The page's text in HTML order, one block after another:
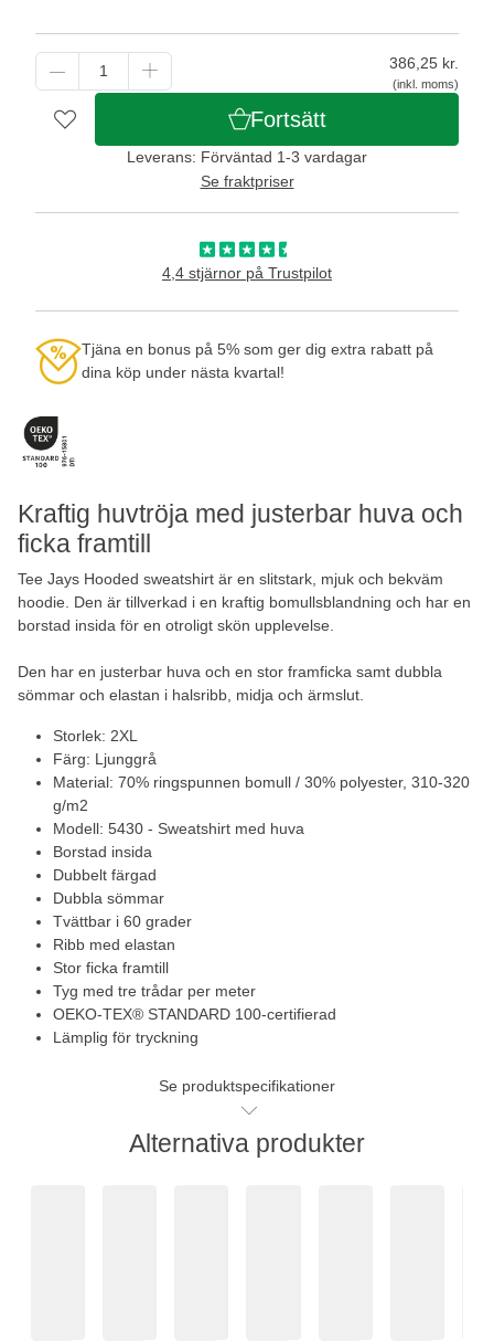
Kraftig huvtröja med justerbar huva och
ficka framtill
Tee Jays Hooded sweatshirt är en slitstark, mjuk och bekväm
hoodie. Den är tillverkad i en kraftig bomullsblandning och har en
borstad insida för en otroligt skön upplevelse.
Den har en justerbar huva och en stor framficka samt dubbla
sömmar och elastan i halsribb, midja och ärmslut.
Storlek: 2XL
Färg: Ljunggrå
Material: 70% ringspunnen bomull / 30% polyester, 310-320
g/m2
Modell: 5430 - Sweatshirt med huva
Borstad insida
Dubbelt färgad
Dubbla sömmar
Tvättbar i 60 grader
Ribb med elastan
Stor ficka framtill
Tyg med tre trådar per meter
OEKO-TEX® STANDARD 100-certifierad
Lämplig för tryckning
Se produktspecifikationer
386,25 kr.
(inkl. moms)
Fortsätt
Leverans: Förväntad 1-3 vardagar
Se fraktpriser
4,4 stjärnor på Trustpilot
Tjäna en bonus på 5% som ger dig extra rabatt på
dina köp under nästa kvartal!
Alternativa produkter